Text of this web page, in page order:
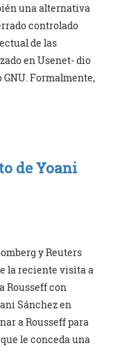
una alternativa
controlado
de las
en Usenet- dio
GNU. Formalmente,
de Yoani
y Reuters
la reciente visita a
Rousseff con
Sánchez en
a Rousseff para
le conceda una